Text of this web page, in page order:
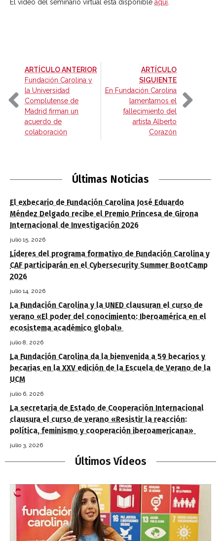
El vídeo del seminario virtual está disponible aquí
ARTÍCULO ANTERIOR-
Fundación Carolina y
la Universidad
Complutense de
Madrid firman un
acuerdo de
colaboración
ARTÍCULO
SIGUIENTE-
En Fundación Carolina
lamentamos el
fallecimiento del
artista Alberto
Corazón
Últimas Noticias
El exbecario de Fundación Carolina José Eduardo
Méndez Delgado recibe el Premio Princesa de Girona
Internacional de Investigación 2026
julio 15, 2026
Líderes del programa formativo de Fundación Carolina y
CAF participarán en el Cybersecurity Summer BootCamp
2026
julio 14, 2026
La Fundación Carolina y la UNED clausuran el curso de
verano «El poder del conocimiento: Iberoamérica en el
ecosistema académico global»
julio 8, 2026
La Fundación Carolina da la bienvenida a 59 becarios y
becarias en la XXV edición de la Escuela de Verano de la
UCM
julio 6, 2026
La secretaria de Estado de Cooperación Internacional
clausura el curso de verano «Resistir la reacción:
política, feminismo y cooperación iberoamericana»
julio 3, 2026
Últimos Vídeos